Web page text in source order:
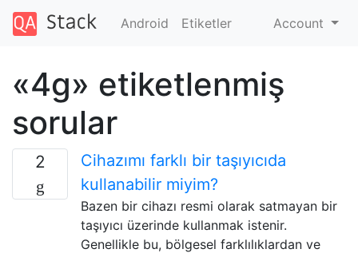
Android Etiketler Account
«4g» etiketlenmiş
sorular
2
Cihazımı farklı bir taşıyıcıda
kullanabilir miyim?
Bazen bir cihazı resmi olarak satmayan bir
taşıyıcı üzerinde kullanmak istenir.
Genellikle bu, bölgesel farklılıklardan ve